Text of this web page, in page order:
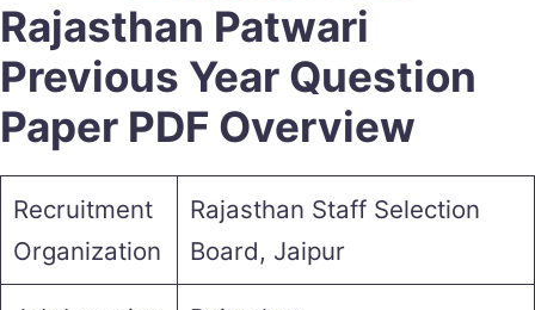
Rajasthan Patwari
Previous Year Question
Paper PDF Overview
Recruitment
Organization
Rajasthan Staff Selection
Board, Jaipur